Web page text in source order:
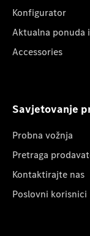
Konfigurator
Aktualna ponuda
Accessories
Savjetovanje
Probna vožnja
Pretraga
Kontaktirajte nas
Poslovni korisnici